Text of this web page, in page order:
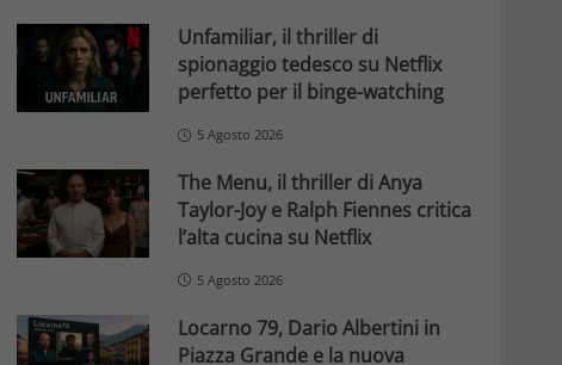
Unfamiliar, il thriller di
spionaggio tedesco su Netflix
perfetto per il binge-watching
5 Agosto 2026
The Menu, il thriller di Anya
Taylor-Joy e Ralph Fiennes critica
l’alta cucina su Netflix
5 Agosto 2026
Locarno 79, Dario Albertini in
Piazza Grande e la nuova